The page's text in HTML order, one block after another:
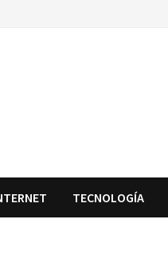
TECNOLOGÍA